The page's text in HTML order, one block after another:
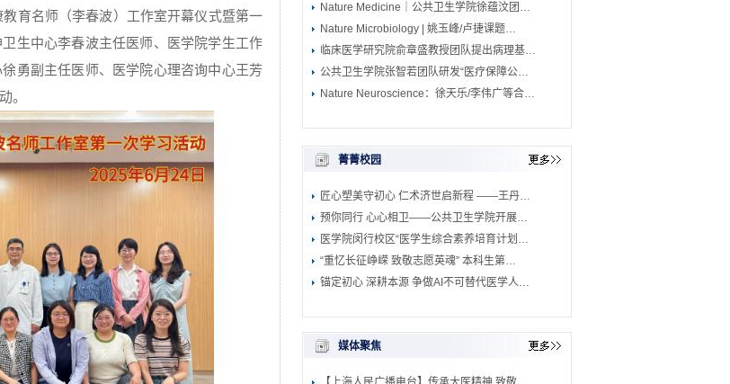
育名师（李春波）工作室开幕仪式暨第一
生中心李春波主任医师、医学院学生工作
勇副主任医师、医学院心理咨询中心王芳
。
Nature Medicine｜公共卫生学院徐蕴汶团…
Nature Microbiology | 姚玉峰/卢捷课题…
临床医学研究院俞章盛教授团队提出病理基…
公共卫生学院张智若团队研发“医疗保障公…
Nature Neuroscience：徐天乐/李伟广等合…
菁菁校园
匠心塑美守初心 仁术济世启新程 ——王丹…
预你同行 心心相卫——公共卫生学院开展…
医学院闵行校区“医学生综合素养培育计划…
“重忆长征峥嵘 致敬志愿英魂” 本科生第…
锚定初心 深耕本源 争做AI不可替代医学人…
媒体聚焦